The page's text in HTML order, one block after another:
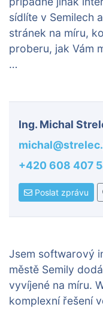
sídlíte v Semilech
stránek na míru,
proberu, jak Vám
…
Ing. Michal
+420 608 407
Poslat zprávu
Jsem softwarový
městě Semily
vyvíjené na míru.
komplexní řešení